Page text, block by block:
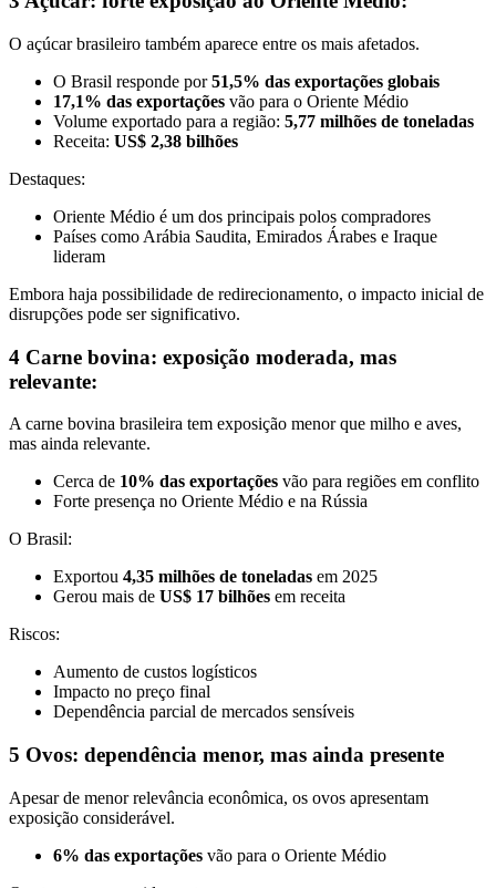
O açúcar brasileiro também aparece entre os mais afetados.
O Brasil responde por51,5% das exportações globais
17,1% das exportações vão para o Oriente Médio
Volume exportado para a região: 5,77 milhões de toneladas
Receita: US$ 2,38 bilhões
Destaques:
Oriente Médio é um dos principais polos compradores
Países como Arábia Saudita, Emirados Árabes e Iraque
lideram
Embora haja possibilidade de redirecionamento, o impacto inicial de
disrupções pode ser significativo.
4 Carne bovina: exposição moderada, mas
relevante:
A carne bovina brasileira tem exposição menor que milho e aves,
mas ainda relevante.
Cerca de 10% das exportações vão para regiões em conflito
Forte presença no Oriente Médio e na Rússia
O Brasil:
Exportou 4,35 milhões de toneladas em 2025
Gerou mais de US$ 17 bilhões em receita
Riscos:
Aumento de custos logísticos
Impacto no preço final
Dependência parcial de mercados sensíveis
5 Ovos: dependência menor, mas ainda presente
Apesar de menor relevância econômica, os ovos apresentam
exposição considerável.
6% das exportações vão para o Oriente Médio